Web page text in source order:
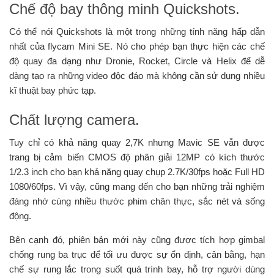
Chế độ bay thông minh Quickshots.
Có thể nói Quickshots là một trong những tính năng hấp dẫn
nhất của flycam Mini SE. Nó cho phép bạn thực hiện các chế
độ quay đa dạng như Dronie, Rocket, Circle và Helix để dễ
dàng tạo ra những video độc đáo mà không cần sử dụng nhiều
kĩ thuật bay phức tạp.
Chất lượng camera.
Tuy chỉ có khả năng quay 2,7K nhưng Mavic SE vẫn được
trang bị cảm biến CMOS độ phân giải 12MP có kích thước
1/2.3 inch cho bạn khả năng quay chụp 2.7K/30fps hoặc Full HD
1080/60fps. Vì vậy, cũng mang đến cho bạn những trải nghiệm
đáng nhớ cùng nhiều thước phim chân thực, sắc nét và sống
động.
Bên cạnh đó, phiên bản mới này cũng được tích hợp gimbal
chống rung ba trục để tối ưu được sự ổn định, cân bằng, hạn
chế sự rung lắc trong suốt quá trình bay, hỗ trợ người dùng